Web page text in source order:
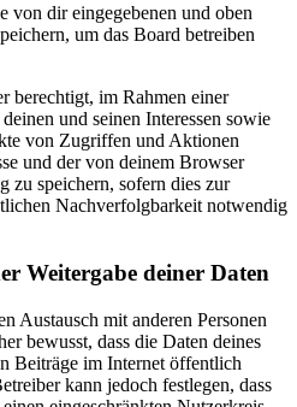
von dir eingegebenen und oben
um das Board betreiben
berechtigt, im Rahmen einer
und seinen Interessen sowie
von Zugriffen und Aktionen
und der von deinem Browser
zu speichern, sofern dies zur
Nachverfolgbarkeit notwendig
Weitergabe deiner Daten
Austausch mit anderen Personen
bewusst, dass die Daten deines
Beiträge im Internet öffentlich
kann jedoch festlegen, dass